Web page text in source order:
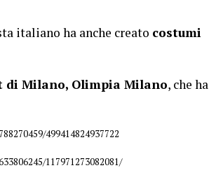
italiano ha anche creato costumi
di Milano, Olimpia Milano, che ha
499414824937722
117971273082081/